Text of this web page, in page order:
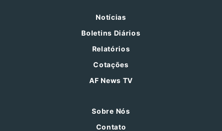
Notícias
Boletins Diários
Relatórios
Cotações
AF News TV
Sobre Nós
Contato